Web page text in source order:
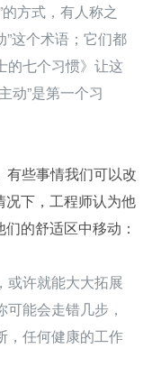
方式，有人称之
”这个术语；它们都
的七个习惯》让这
动”是第一个习
有些事情我们可以改
下，工程师认为他
的舒适区中移动：
或许就能大大拓展
能会走错几步，
，任何健康的工作